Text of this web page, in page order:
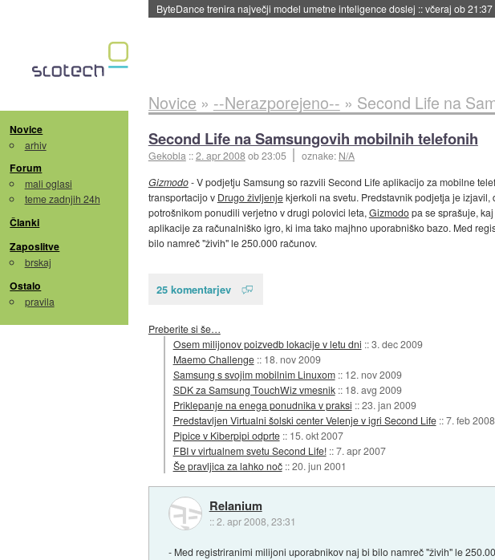
Spletne strani začele streči oglase za agente umetne inteligence::včeraj ob
Novice
arhiv
Forum
mali oglasi
teme zadnjih 24h
Članki
Zaposlitve
brskaj
Ostalo
pravila
Novice » --Nerazporejeno-- » Second Life na
Second Life na Samsungovih mobilnih telefonih
Gekobla ::2. apr 2008ob 23:05 oznake: N/A
Gizmodo- V podjetju Samsung so razvili Second Life aplikacijo za mobilne
transportacijo v Drugo življenjekjerkoli na svetu. Predstavnik podjetja je izjavil,
potrošnikom ponudili verjetno v drugi polovici leta, Gizmodopa se sprašuje,
aplikacije za računalniško igro, ki ima tako majhno uporabniško bazo. Med
bilo namreč "živih" le 250.000 računov.
25 komentarjev
Preberite si še…
Osem milijonov poizvedb lokacije v letu dni ::3. dec 2009
Maemo Challenge :: 18. nov 2009
Samsung s svojim mobilnim Linuxom :: 12. nov 2009
SDK za Samsung TouchWiz vmesnik :: 18. avg 2009
Priklepanje na enega ponudnika v praksi ::23. jan 2009
Predstavljen Virtualni šolski center Velenje v igri Second Life ::7. feb 2008
Pipice v Kiberpipi odprte :: 15. okt 2007
FBI v virtualnem svetu Second Life! ::7. apr 2007
Še pravljica za lahko noč ::20. jun 2001
Relanium
::2. apr 2008, 23:31
- Med registriranimi milijoni uporabnikov naj bi bilo namreč "živih" le